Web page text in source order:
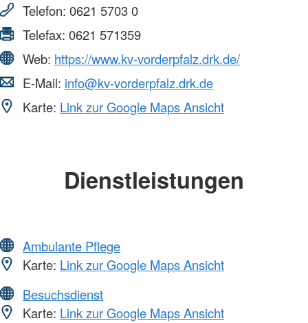
Telefon: 0621 5703 0
Telefax: 0621 571359
Web: https://www.kv-vorderpfalz.drk.de/
E-Mail: info@kv-vorderpfalz.drk.de
Karte: Link zur Google Maps Ansicht
Dienstleistungen
Ambulante Pflege
Karte: Link zur Google Maps Ansicht
Besuchsdienst
Karte: Link zur Google Maps Ansicht